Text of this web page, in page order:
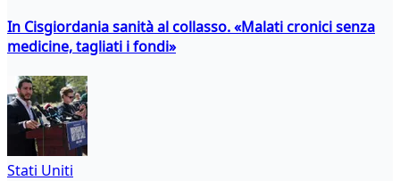
In Cisgiordania sanità al collasso. «Malati cronici senza
medicine, tagliati i fondi»
Stati Uniti